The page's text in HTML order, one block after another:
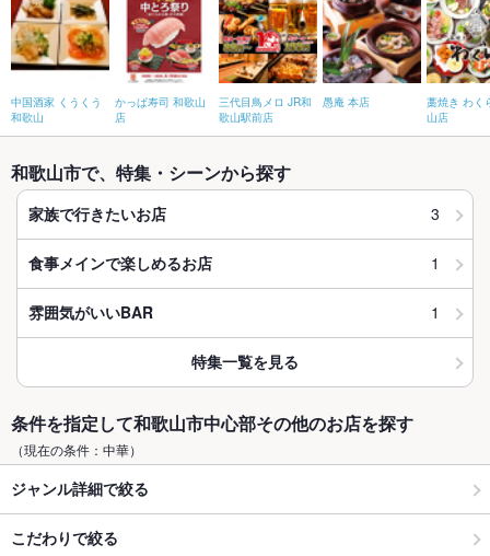
中国酒家 くうくう
和歌山
かっぱ寿司 和歌山
店
三代目鳥メロ JR和
歌山駅前店
愚庵 本店
藁焼き わく
山店
和歌山市で、特集・シーンから探す
家族で行きたいお店 3
食事メインで楽しめるお店 1
雰囲気がいいBAR 1
特集一覧を見る
条件を指定して和歌山市中心部その他のお店を探す
（現在の条件：中華）
ジャンル詳細で絞る
こだわりで絞る